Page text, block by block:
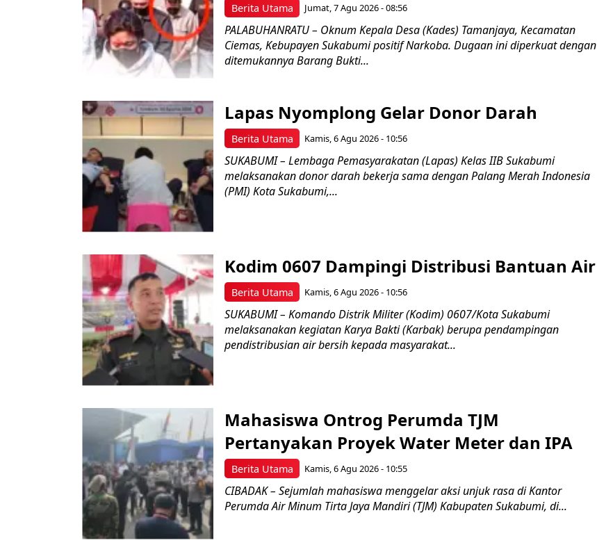
Berita Utama Jumat, 7 Agu 2026 - 08:56
PALABUHANRATU – Oknum Kepala Desa (Kades) Tamanjaya, Kecamatan
Ciemas, Kebupayen Sukabumi positif Narkoba. Dugaan ini diperkuat dengan
ditemukannya Barang Bukti...
Berita Utama
Lapas Nyomplong Gelar Donor Darah
Kamis, 6 Agu 2026 - 10:56
SUKABUMI – Lembaga Pemasyarakatan (Lapas) Kelas IIB Sukabumi
melaksanakan donor darah bekerja sama dengan Palang Merah Indonesia
(PMI) Kota Sukabumi,...
Berita Utama
Kodim 0607 Dampingi Distribusi Bantuan Air
Kamis, 6 Agu 2026 - 10:56
SUKABUMI – Komando Distrik Militer (Kodim) 0607/Kota Sukabumi
melaksanakan kegiatan Karya Bakti (Karbak) berupa pendampingan
pendistribusian air bersih kepada masyarakat...
Berita Utama
Mahasiswa Ontrog Perumda TJM
Pertanyakan Proyek Water Meter dan IPA
Kamis, 6 Agu 2026 - 10:55
CIBADAK – Sejumlah mahasiswa menggelar aksi unjuk rasa di Kantor
Perumda Air Minum Tirta Jaya Mandiri (TJM) Kabupaten Sukabumi, di...